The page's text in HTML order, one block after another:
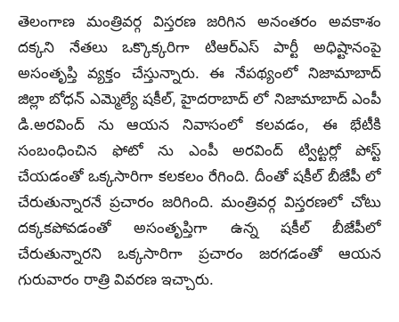
తెలంగాణ మంత్రివర్గ విస్తరణ జరిగిన అనంతరం అవకాశం
దక్కని నేతలు ఒక్కొక్కరిగా టిఆర్ఎస్ పార్టీ అధిష్టానంపై
అసంతృప్తి వ్యక్తం చేస్తున్నారు. ఈ నేపథ్యంలో నిజామాబాద్
జిల్లా బోధన్ ఎమ్మెల్యే షకీల్, హైదరాబాద్ లో నిజామాబాద్ ఎంపీ
డి.అరవింద్ ను ఆయన నివాసంలో కలవడం, ఈ భేటీకి
సంబంధించిన ఫోటో ను ఎంపీ అరవింద్ ట్విట్టర్లో పోస్ట్
చేయడంతో ఒక్కసారిగా కలకలం రేగింది. దీంతో షకీల్ బీజేపీ లో
చేరుతున్నారనే ప్రచారం జరిగింది. మంత్రివర్గ విస్తరణలో చోటు
దక్కకపోవడంతో అసంతృప్తిగా ఉన్న షకీల్ బీజేపీలో
చేరుతున్నారని ఒక్కసారిగా ప్రచారం జరగడంతో ఆయన
గురువారం రాత్రి వివరణ ఇచ్చారు.